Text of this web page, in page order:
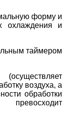
форму и
охлаждения и
таймером
воздуха, а
обработки
превосходит